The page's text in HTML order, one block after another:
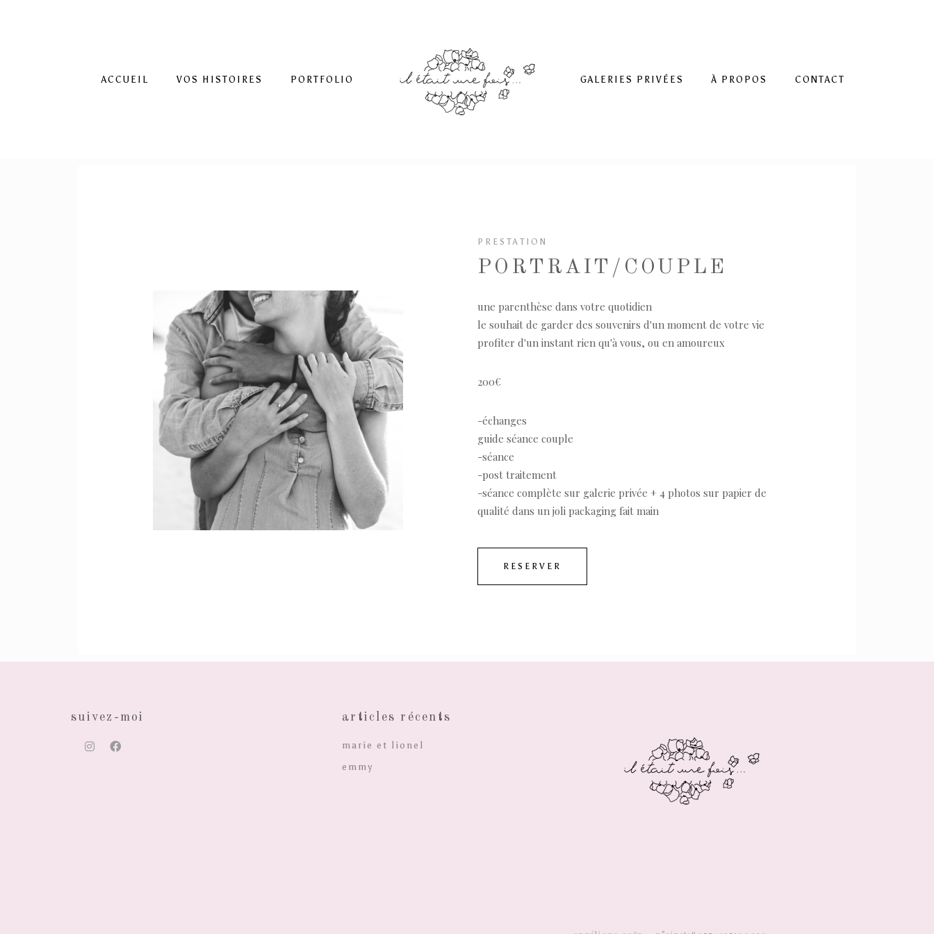
ACCUEIL VOS HISTOIRES PORTFOLIO GALERIES PRIVÉES À PROPOS CONTACT
PRESTATION
PORTRAIT/COUPLE
une parenthèse dans votre quotidien
le souhait de garder des souvenirs d'un moment de votre vie
profiter d'un instant rien qu'à vous, ou en amoureux
200€
-échanges
guide séance couple
-séance
-post traitement
-séance complète sur galerie privée + 4 photos sur papier de
qualité dans un joli packaging fait main
RESERVER
suivez-moi articles récents
marie et lionel
emmy